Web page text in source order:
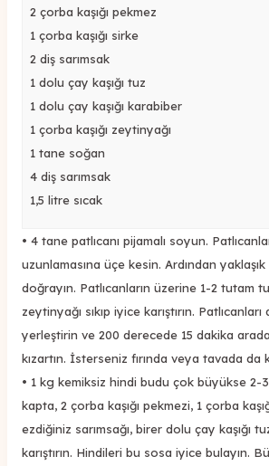
2 çorba kaşığı pekmez
1 çorba kaşığı sirke
2 diş sarımsak
1 dolu çay kaşığı tuz
1 dolu çay kaşığı karabiber
1 çorba kaşığı zeytinyağı
1 tane soğan
4 diş sarımsak
1,5 litre sıcak
• 4 tane patlıcanı pijamalı soyun.
uzunlamasına üçe kesin. Ardından yaklaşık
doğrayın. Patlıcanların üzerine 1-2 tutam
zeytinyağı sıkıp iyice karıştırın. Patlıcanları
yerleştirin ve 200 derecede 15 dakika arada
kızartın. İsterseniz fırında veya tavada da
• 1 kg kemiksiz hindi budu çok büyükse 2-
kapta, 2 çorba kaşığı pekmezi, 1 çorba
ezdiğiniz sarımsağı, birer dolu çay kaşığı
karıştırın. Hindileri bu sosa iyice bulayın.